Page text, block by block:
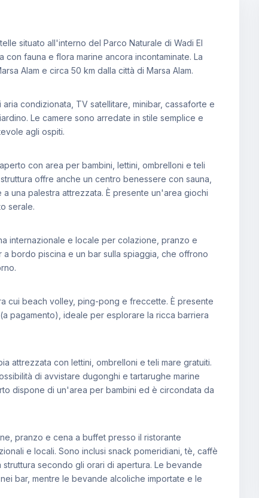
situato all'interno del Parco Naturale di Wadi El
fauna e flora marine ancora incontaminate. La
Alam e circa 50 km dalla città di Marsa Alam.
condizionata, TV satellitare, minibar, cassaforte e
Le camere sono arredate in stile semplice e
agli ospiti.
con area per bambini, lettini, ombrelloni e teli
offre anche un centro benessere con sauna,
una palestra attrezzata. È presente un'area giochi
serale.
internazionale e locale per colazione, pranzo e
bordo piscina e un bar sulla spiaggia, che offrono
cui beach volley, ping-pong e freccette. È presente
pagamento), ideale per esplorare la ricca barriera
attrezzata con lettini, ombrelloni e teli mare gratuiti.
di avvistare dugonghi e tartarughe marine
dispone di un'area per bambini ed è circondata da
pranzo e cena a buffet presso il ristorante
e locali. Sono inclusi snack pomeridiani, tè, caffè
secondo gli orari di apertura. Le bevande
bar, mentre le bevande alcoliche importate e le